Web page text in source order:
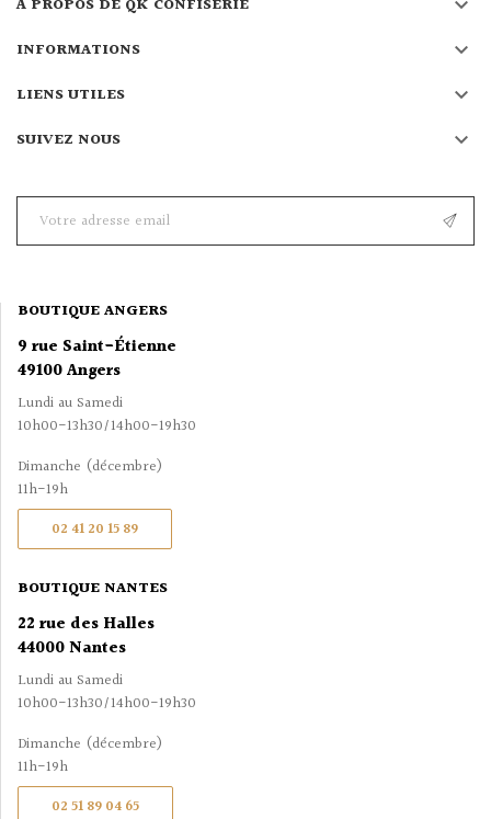
À PROPOS DE QK CONFISERIE 
INFORMATIONS 
LIENS UTILES 
SUIVEZ NOUS 
BOUTIQUE ANGERS
9 rue Saint-Étienne
49100 Angers
Lundi au Samedi
10h00-13h30/14h00-19h30
Dimanche (décembre)
11h-19h
02 41 20 15 89
BOUTIQUE NANTES
22 rue des Halles
44000 Nantes
Lundi au Samedi
10h00-13h30/14h00-19h30
Dimanche (décembre)
11h-19h
02 51 89 04 65